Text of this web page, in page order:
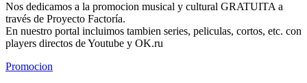
Nos dedicamos a la promocion musical y cultural GRATUITA a
través de Proyecto Factoría.
En nuestro portal incluimos tambien series, peliculas, cortos, etc. con
players directos de Youtube y OK.ru
Promocion